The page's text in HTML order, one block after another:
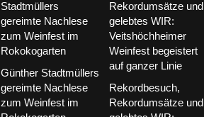
Günther Stadtmüllers
gereimte Nachlese
zum Weinfest im
Rekordbesuch,
Rekordumsätze und